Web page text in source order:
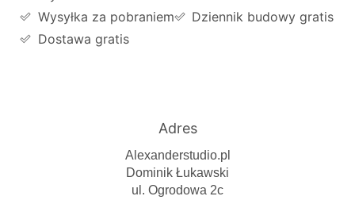
Wysyłka za pobraniem
Dziennik budowy gratis
Dostawa gratis
Adres
Alexanderstudio.pl
Dominik Łukawski
ul. Ogrodowa 2c